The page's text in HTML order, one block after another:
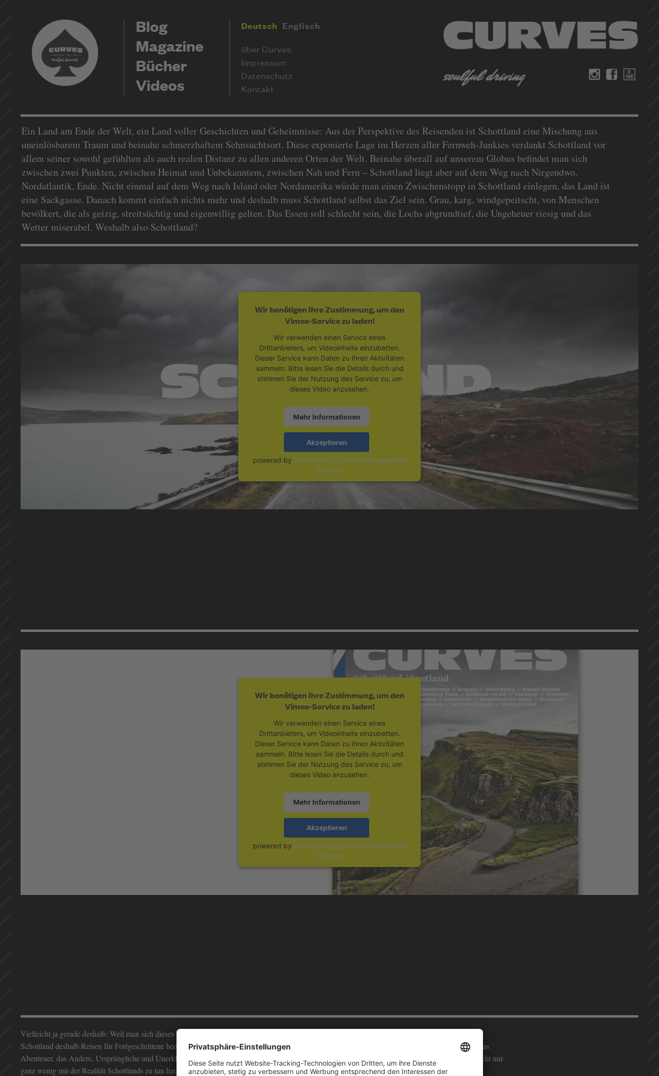
Blog
Magazine
Bücher
Videos
Deutsch Englisch
über Curves
Impressum
Datenschutz
Kontakt
Ein Land am Ende der Welt, ein Land voller Geschichten und Geheimnisse: Aus der Perspektive des Reisenden ist Schottland eine Mischung aus
uneinlösbarem Traum und beinahe schmerzhaftem Sehnsuchtsort. Diese exponierte Lage im Herzen aller Fernweh-Junkies verdankt Schottland vor
allem seiner sowohl gefühlten als auch realen Distanz zu allen anderen Orten der Welt. Beinahe überall auf unserem Globus befindet man sich
zwischen zwei Punkten, zwischen Heimat und Unbekanntem, zwischen Nah und Fern – Schottland liegt aber auf dem Weg nach Nirgendwo.
Nordatlantik, Ende. Nicht einmal auf dem Weg nach Island oder Nordamerika würde man einen Zwischenstopp in Schottland einlegen, das Land ist
eine Sackgasse. Danach kommt einfach nichts mehr und deshalb muss Schottland selbst das Ziel sein. Grau, karg, windgepeitscht, von Menschen
bevölkert, die als geizig, streitsüchtig und eigenwillig gelten. Das Essen soll schlecht sein, die Lochs abgrundtief, die Ungeheuer riesig und das
Wetter miserabel. Weshalb also Schottland?
Wir benötigen Ihre Zustimmung, um den
Vimeo-Service zu laden!
Wir verwenden einen Service eines
Drittanbieters, um Videoinhalte einzubetten.
Dieser Service kann Daten zu Ihren Aktivitäten
sammeln. Bitte lesen Sie die Details durch und
stimmen Sie der Nutzung des Service zu, um
dieses Video anzusehen.
Mehr Informationen
Akzeptieren
powered by Usercentrics Consent Management
Platform
Wir benötigen Ihre Zustimmung, um den
Vimeo-Service zu laden!
Wir verwenden einen Service eines
Drittanbieters, um Videoinhalte einzubetten.
Dieser Service kann Daten zu Ihren Aktivitäten
sammeln. Bitte lesen Sie die Details durch und
stimmen Sie der Nutzung des Service zu, um
dieses Video anzusehen.
Mehr Informationen
Akzeptieren
powered by Usercentrics Consent Management
Platform
Vielleicht ja gerade deshalb: Weil man sich dieses Land ganz bewusst vorenthält und dann zumutet, weil man hier nicht einfach mal vorbeikommt und
Schottland deshalb Reisen für Fortgeschrittene bedeutet. Und wen dieser bildungsbürgerlich-philosophische Ansatz nicht kitzelt, den lockt vielleicht das
Abenteuer, das Andere, Ursprüngliche und Unerklärliche. Auch wenn diese gefühlige Schwärmerei für ein sagenumwobenes Land im Norden vielleicht nur
ganz wenig mit der Realität Schottlands zu tun hat.